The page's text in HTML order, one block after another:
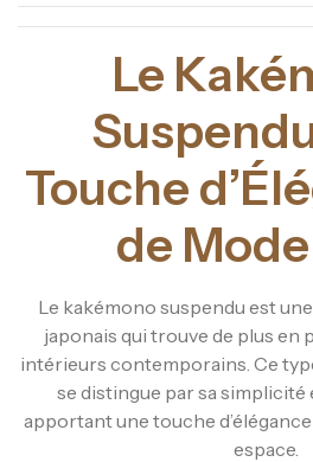
Le
Touche
de
Le kakémono suspendu est
japonais qui trouve de plus en
intérieurs contemporains. Ce
se distingue par sa simplicité
apportant une touche
espace.